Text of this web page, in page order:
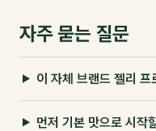
자주 묻는 질문
이 자체 브랜드 젤리
먼저 기본 맛으로 시작